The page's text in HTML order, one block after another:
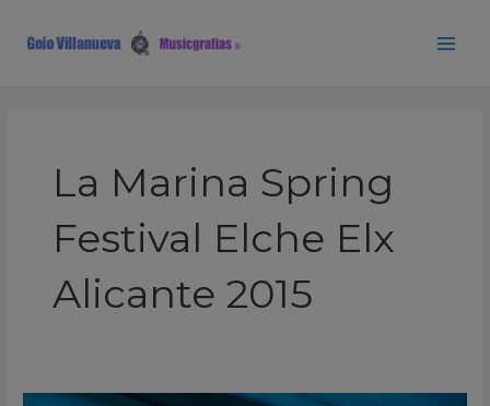
La Marina Spring
Festival Elche Elx
Alicante 2015